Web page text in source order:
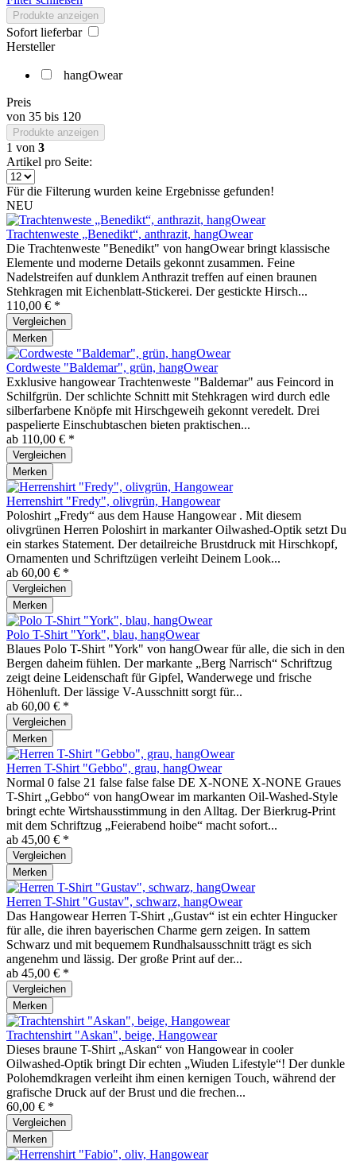
Produkte anzeigen
Sofort lieferbar
Hersteller
hangOwear
Preis
von 35 bis 120
Produkte anzeigen
1 von 3
Artikel pro Seite:
Für die Filterung wurden keine Ergebnisse gefunden!
NEU
Trachtenweste „Benedikt“, anthrazit, hangOwear
Die Trachtenweste "Benedikt" von hangOwear bringt klassische
Elemente und moderne Details gekonnt zusammen. Feine
Nadelstreifen auf dunklem Anthrazit treffen auf einen braunen
Stehkragen mit Eichenblatt-Stickerei. Der gestickte Hirsch...
110,00 € *
Vergleichen
Merken
Cordweste "Baldemar", grün, hangOwear
Exklusive hangowear Trachtenweste "Baldemar" aus Feincord in
Schilfgrün. Der schlichte Schnitt mit Stehkragen wird durch edle
silberfarbene Knöpfe mit Hirschgeweih gekonnt veredelt. Drei
paspelierte Einschubtaschen bieten praktischen...
ab 110,00 € *
Vergleichen
Merken
Herrenshirt "Fredy", olivgrün, Hangowear
Poloshirt „Fredy“ aus dem Hause Hangowear . Mit diesem
olivgrünen Herren Poloshirt in markanter Oilwashed-Optik setzt Du
ein starkes Statement. Der detailreiche Brustdruck mit Hirschkopf,
Ornamenten und Schriftzügen verleiht Deinem Look...
ab 60,00 € *
Vergleichen
Merken
Polo T-Shirt "York", blau, hangOwear
Blaues Polo T-Shirt "York" von hangOwear für alle, die sich in den
Bergen daheim fühlen. Der markante „Berg Narrisch“ Schriftzug
zeigt deine Leidenschaft für Gipfel, Wanderwege und frische
Höhenluft. Der lässige V-Ausschnitt sorgt für...
ab 60,00 € *
Vergleichen
Merken
Herren T-Shirt "Gebbo", grau, hangOwear
Normal 0 false 21 false false false DE X-NONE X-NONE Graues
T-Shirt „Gebbo“ von hangOwear im markanten Oil-Washed-Style
bringt echte Wirtshausstimmung in den Alltag. Der Bierkrug-Print
mit dem Schriftzug „Feierabend hoibe“ macht sofort...
ab 45,00 € *
Vergleichen
Merken
Herren T-Shirt "Gustav", schwarz, hangOwear
Das Hangowear Herren T-Shirt „Gustav“ ist ein echter Hingucker
für alle, die ihren bayerischen Charme gern zeigen. In sattem
Schwarz und mit bequemem Rundhalsausschnitt trägt es sich
angenehm und lässig. Der große Print auf der...
ab 45,00 € *
Vergleichen
Merken
Trachtenshirt "Askan", beige, Hangowear
Dieses braune T-Shirt „Askan“ von Hangowear in cooler
Oilwashed-Optik bringt Dir echten „Wiuden Lifestyle“! Der dunkle
Polohemdkragen verleiht ihm einen kernigen Touch, während der
grafische Druck auf der Brust und die frechen...
60,00 € *
Vergleichen
Merken